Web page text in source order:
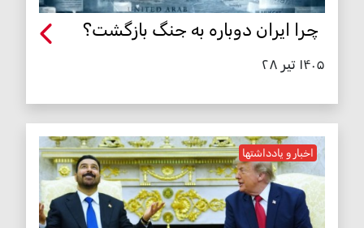
چرا ایران دوباره به جنگ بازگشت؟
۱۴۰۵ تیر ۲۸
اخبار و یادداشتها